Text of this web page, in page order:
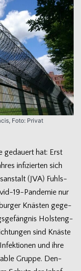
Foto: Privat
gedau­ert hat: Erst
infi­zier­ten sich
(JVA) Fuhls­
19-Pandemie nur
Knäs­ten gege­
Hols­teng­
sind Knäste
und ihre
Gruppe. Den­